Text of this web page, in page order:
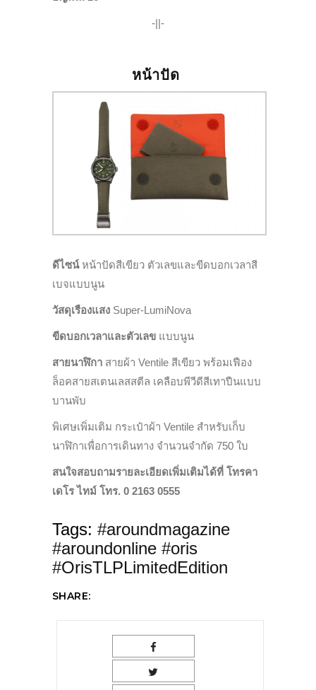
-||-
หน้าปัด
ดีไซน์หน้าปัดสีเขียว ตัวเลขและขีดบอกเวลาสี
เบจแบบนูน
วัสดุเรืองแสง Super-LumiNova
ขีดบอกเวลาและตัวเลข แบบนูน
สายนาฬิกา สายผ้า Ventile สีเขียว พร้อมเฟือง
ล็อคสายสเตนเลสสตีล เคลือบพีวีดีสีเทาปืนแบบ
บานพับ
พิเศษเพิ่มเติม กระเป๋าผ้า Ventile สำหรับเก็บ
นาฬิกาเพื่อการเดินทาง จำนวนจำกัด 750 ใบ
สนใจสอบถามรายละเอียดเพิ่มเติมได้ที่ โทรคา
เดโร ไทม์ โทร. 0 2163 0555
Tags: #aroundmagazine
#aroundonline #oris
#OrisTLPLimitedEdition
SHARE: